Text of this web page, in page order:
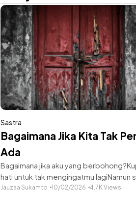
Sastra
Bagaimana Jika Kita Tak
Ada
Bagaimana jika aku yang
hati untuk tak mengingatmu lagiNamun
sendu mengelabui lagiLenggak liuk
Jauzaa Sukamto 10/02/2026 4.7K Views